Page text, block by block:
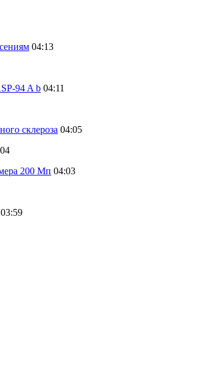
04:13
94 A b 04:11
склероза 04:05
200 Мп 04:03
03:59